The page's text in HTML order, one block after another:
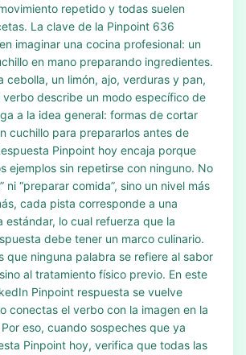
repetido y todas suelen
La clave de la Pinpoint 636
imaginar una cocina profesional: un
en mano preparando ingredientes.
cebolla, un limón, ajo, verduras y pan,
describe un modo específico de
a la idea general: formas de cortar
cuchillo para prepararlos antes de
Pinpoint hoy encaja porque
ejemplos sin repetirse con ninguno. No
ni “preparar comida”, sino un nivel más
cada pista corresponde a una
estándar, lo cual refuerza que la
debe tener un marco culinario.
que ninguna palabra se refiere al sabor
al tratamiento físico previo. En este
Pinpoint respuesta se vuelve
conectas el verbo con la imagen en la
eso, cuando sospeches que ya
Pinpoint hoy, verifica que todas las